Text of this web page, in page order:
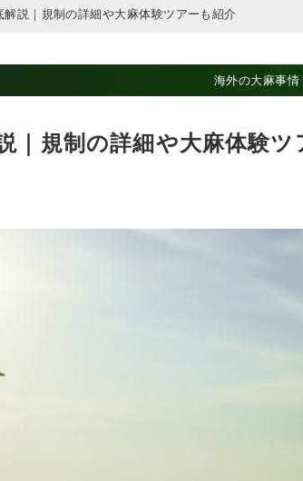
解説｜規制の詳細や大麻体験ツアーも紹介
海外の大麻事情
｜規制の詳細や大麻体験ツ